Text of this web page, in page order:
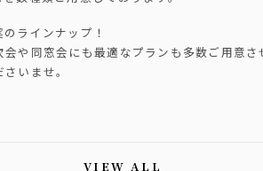
ラインナップ！
や同窓会にも最適なプランも多数ご用意
いませ。
VIEW ALL